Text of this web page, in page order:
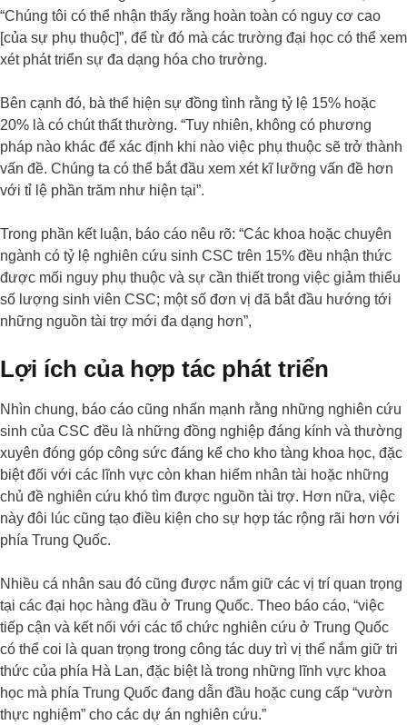
“Chúng tôi có thể nhận thấy rằng hoàn toàn có nguy cơ cao
[của sự phụ thuộc]”, để từ đó mà các trường đại học có thể xem
xét phát triển sự đa dạng hóa cho trường.
Bên cạnh đó, bà thể hiện sự đồng tình rằng tỷ lệ 15% hoặc
20% là có chút thất thường. “Tuy nhiên, không có phương
pháp nào khác để xác định khi nào việc phụ thuộc sẽ trở thành
vấn đề. Chúng ta có thể bắt đầu xem xét kĩ lưỡng vấn đề hơn
với tỉ lệ phần trăm như hiện tại”.
Trong phần kết luận, báo cáo nêu rõ: “Các khoa hoặc chuyên
ngành có tỷ lệ nghiên cứu sinh CSC trên 15% đều nhận thức
được mối nguy phụ thuộc và sự cần thiết trong việc giảm thiểu
số lượng sinh viên CSC; một số đơn vị đã bắt đầu hướng tới
những nguồn tài trợ mới đa dạng hơn”,
Lợi ích của hợp tác phát triển
Nhìn chung, báo cáo cũng nhấn mạnh rằng những nghiên cứu
sinh của CSC đều là những đồng nghiệp đáng kính và thường
xuyên đóng góp công sức đáng kể cho kho tàng khoa học, đặc
biệt đối với các lĩnh vực còn khan hiếm nhân tài hoặc những
chủ đề nghiên cứu khó tìm được nguồn tài trợ. Hơn nữa, việc
này đôi lúc cũng tạo điều kiện cho sự hợp tác rộng rãi hơn với
phía Trung Quốc.
Nhiều cá nhân sau đó cũng được nắm giữ các vị trí quan trọng
tại các đại học hàng đầu ở Trung Quốc. Theo báo cáo, “việc
tiếp cận và kết nối với các tổ chức nghiên cứu ở Trung Quốc
có thể coi là quan trọng trong công tác duy trì vị thế nắm giữ tri
thức của phía Hà Lan, đặc biệt là trong những lĩnh vực khoa
học mà phía Trung Quốc đang dẫn đầu hoặc cung cấp “vườn
thực nghiệm” cho các dự án nghiên cứu.”